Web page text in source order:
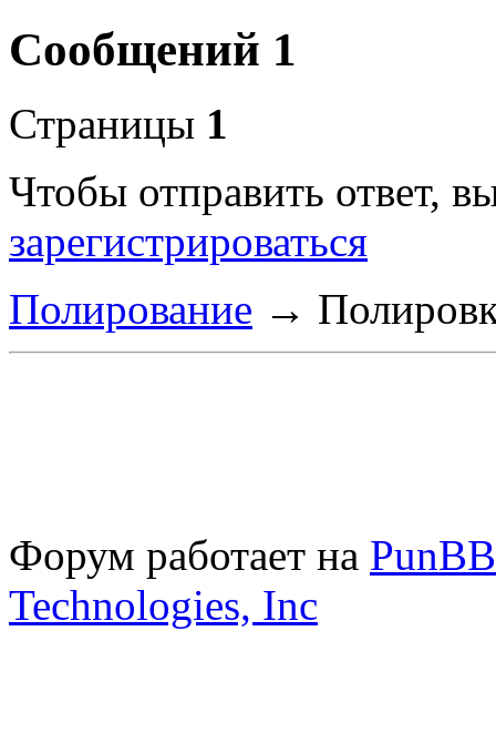
Сообщений 1
Страницы 1
Чтобы отправить ответ,
зарегистрироваться
Полирование →
Форум работает на PunBB
Technologies, Inc